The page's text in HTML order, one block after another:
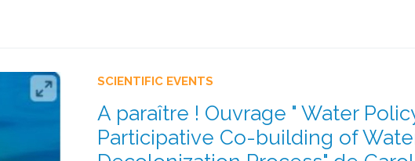
SCIENTIFIC EVENTS
A paraître ! Ouvrage " Water
Participative Co-building of